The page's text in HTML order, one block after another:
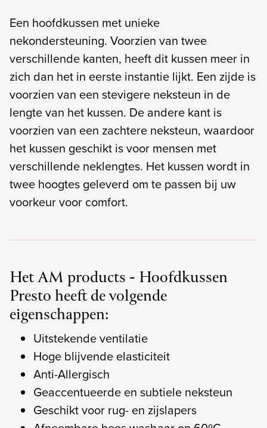
Een hoofdkussen met unieke
nekondersteuning. Voorzien van twee
verschillende kanten, heeft dit kussen meer in
zich dan het in eerste instantie lijkt. Een zijde is
voorzien van een stevigere neksteun in de
lengte van het kussen. De andere kant is
voorzien van een zachtere neksteun, waardoor
het kussen geschikt is voor mensen met
verschillende neklengtes. Het kussen wordt in
twee hoogtes geleverd om te passen bij uw
voorkeur voor comfort.
Het AM products - Hoofdkussen
Presto heeft de volgende
eigenschappen:
Uitstekende ventilatie
Hoge blijvende elasticiteit
Anti-Allergisch
Geaccentueerde en subtiele neksteun
Geschikt voor rug- en zijslapers